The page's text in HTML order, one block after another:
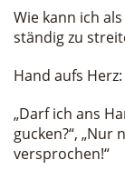
Wie kann ich
ständig zu
Hand aufs Herz:
„Darf ich ans
gucken?“, „Nur
versprochen!“